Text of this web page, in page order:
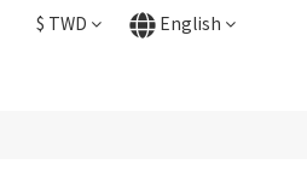
$ TWD English